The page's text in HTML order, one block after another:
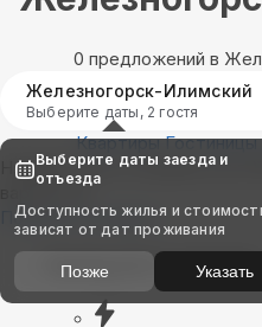
0 предложений в
Железногорск-Илимский
Выберите даты, 2 гостя
Квартиры Гостиницы
Найдём, где остановиться
вариантов
Показать на карте
Выбирайте лучшее
Выберите даты заезда и
отъезда
Доступность жилья и
зависят от дат проживания
Позже Указать